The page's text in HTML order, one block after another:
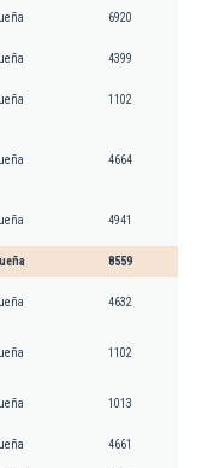
6920
4399
1102
4664
4941
8559
4632
1102
1013
4661